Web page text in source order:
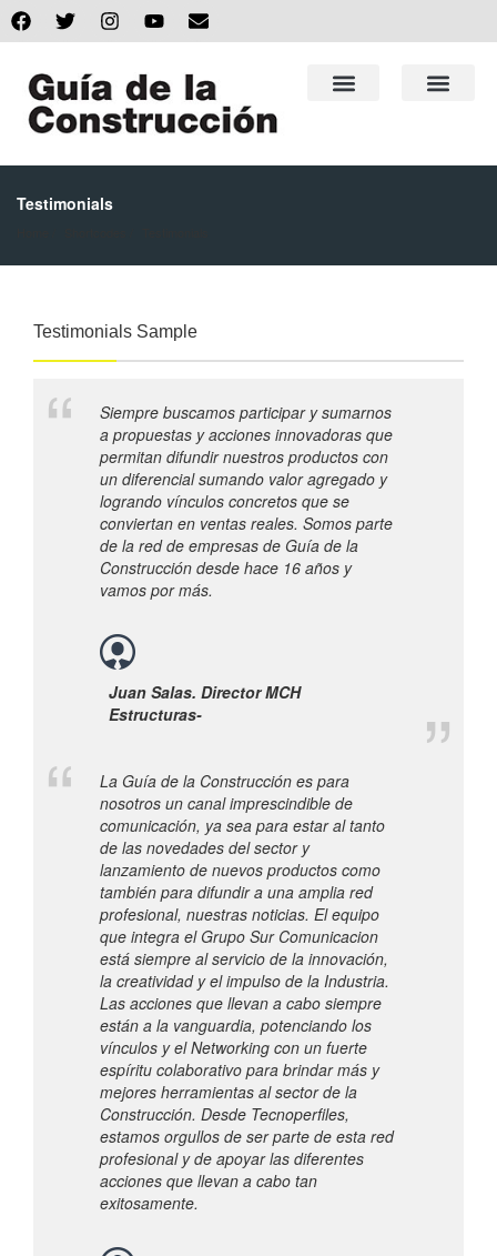
Testimonials
Testimonials Sample
Siempre buscamos participar y sumarnos
a propuestas y acciones innovadoras que
permitan difundir nuestros productos con
un diferencial sumando valor agregado y
logrando vínculos concretos que se
conviertan en ventas reales. Somos parte
de la red de empresas de Guía de la
Construcción desde hace 16 años y
vamos por más.
Juan Salas. Director MCH
Estructuras-
La Guía de la Construcción es para
nosotros un canal imprescindible de
comunicación, ya sea para estar al tanto
de las novedades del sector y
lanzamiento de nuevos productos como
también para difundir a una amplia red
profesional, nuestras noticias. El equipo
que integra el Grupo Sur Comunicacion
está siempre al servicio de la innovación,
la creatividad y el impulso de la Industria.
Las acciones que llevan a cabo siempre
están a la vanguardia, potenciando los
vínculos y el Networking con un fuerte
espíritu colaborativo para brindar más y
mejores herramientas al sector de la
Construcción. Desde Tecnoperfiles,
estamos orgullos de ser parte de esta red
profesional y de apoyar las diferentes
acciones que llevan a cabo tan
exitosamente.